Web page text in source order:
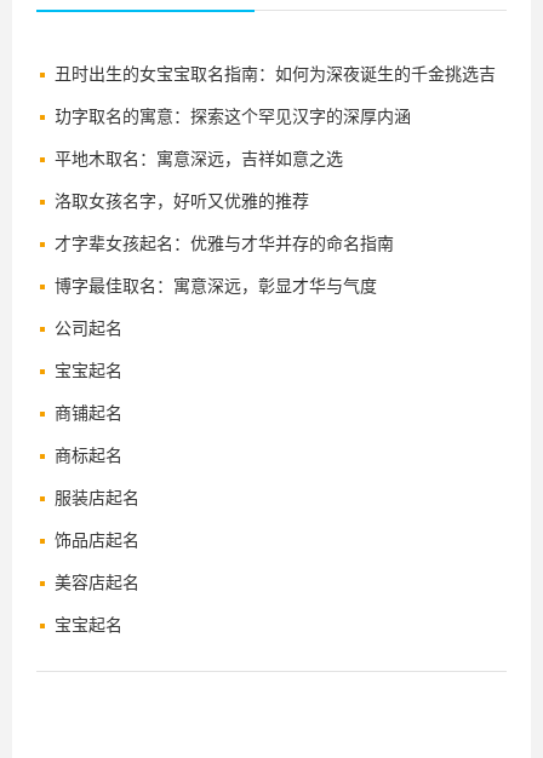
丑时出生的女宝宝取名指南：如何为深夜诞生的千金挑选吉
祥好名
玏字取名的寓意：探索这个罕见汉字的深厚内涵
平地木取名：寓意深远，吉祥如意之选
洛取女孩名字，好听又优雅的推荐
才字辈女孩起名：优雅与才华并存的命名指南
博字最佳取名：寓意深远，彰显才华与气度
公司起名
宝宝起名
商铺起名
商标起名
服装店起名
饰品店起名
美容店起名
宝宝起名